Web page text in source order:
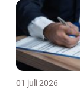
01 juli 2026